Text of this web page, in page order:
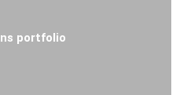
portfolio